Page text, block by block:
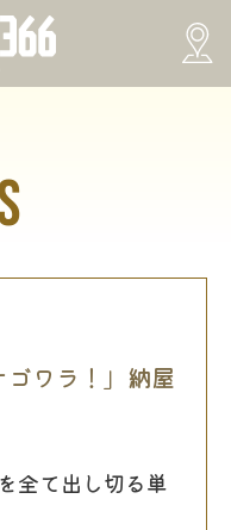
ワラ！」納屋
全て出し切る単